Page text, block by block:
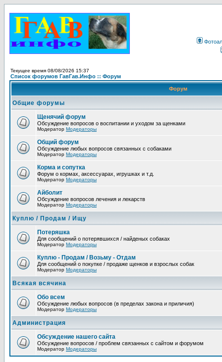
Текущее время 08/08/2026 15:37
Список форумов ГавГав.Инфо :: Форум
Форум
Общие форумы
Щенячий форум
Обсуждение вопросов о воспитании и уходом за щенками
Модератор Модераторы
Общий форум
Обсуждение любых вопросов связанных с собаками
Модератор Модераторы
Корма и сопутка
Форум о кормах, аксессуарах, игрушках и т.д.
Модератор Модераторы
Айболит
Обсуждение вопросов лечения и лекарств
Модератор Модераторы
Куплю / Продам / Ищу
Потеряшка
Для сообщений о потерявшихся / найденых собаках
Модератор Модераторы
Куплю - Продам / Возьму - Отдам
Для сообщений о покупке / продаже щенков и взрослых собак
Модератор Модераторы
Всякая всячина
Обо всем
Обсуждение любых вопросов (в пределах закона и приличия)
Модератор Модераторы
Администрация
Обсуждение нашего сайта
Обсуждение вопросов / проблем связанных с сайтом и форумом
Модератор Модераторы